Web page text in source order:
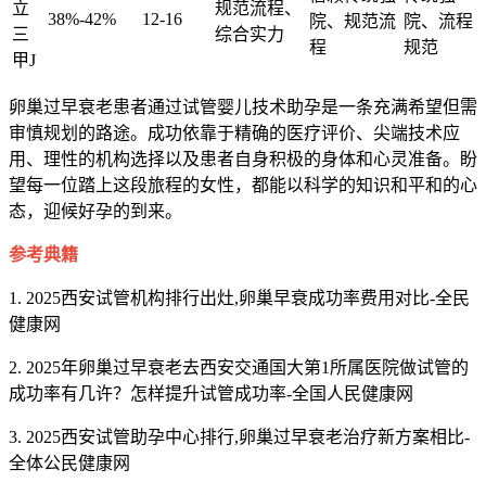
立
三
甲J
38%-42% 12-16
规范流程、
综合实力
院、规范流
程
院、流程
规范
卵巢过早衰老患者通过试管婴儿技术助孕是一条充满希望但需
审慎规划的路途。成功依靠于精确的医疗评价、尖端技术应
用、理性的机构选择以及患者自身积极的身体和心灵准备。盼
望每一位踏上这段旅程的女性，都能以科学的知识和平和的心
态，迎候好孕的到来。
参考典籍
1. 2025西安试管机构排行出灶,卵巢早衰成功率费用对比-全民
健康网
2. 2025年卵巢过早衰老去西安交通国大第1所属医院做试管的
成功率有几许？怎样提升试管成功率-全国人民健康网
3. 2025西安试管助孕中心排行,卵巢过早衰老治疗新方案相比-
全体公民健康网